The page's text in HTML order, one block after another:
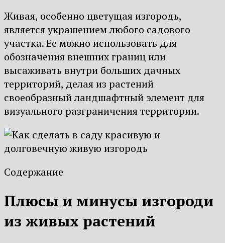
Живая, особенно цветущая изгородь,
является украшением любого садового
участка. Ее можно использовать для
обозначения внешних границ или
высаживать внутри больших дачных
территорий, делая из растений
своеобразный ландшафтный элемент для
визуального разграничения территории.
Содержание
Плюсы и минусы изгороди
из живых растений